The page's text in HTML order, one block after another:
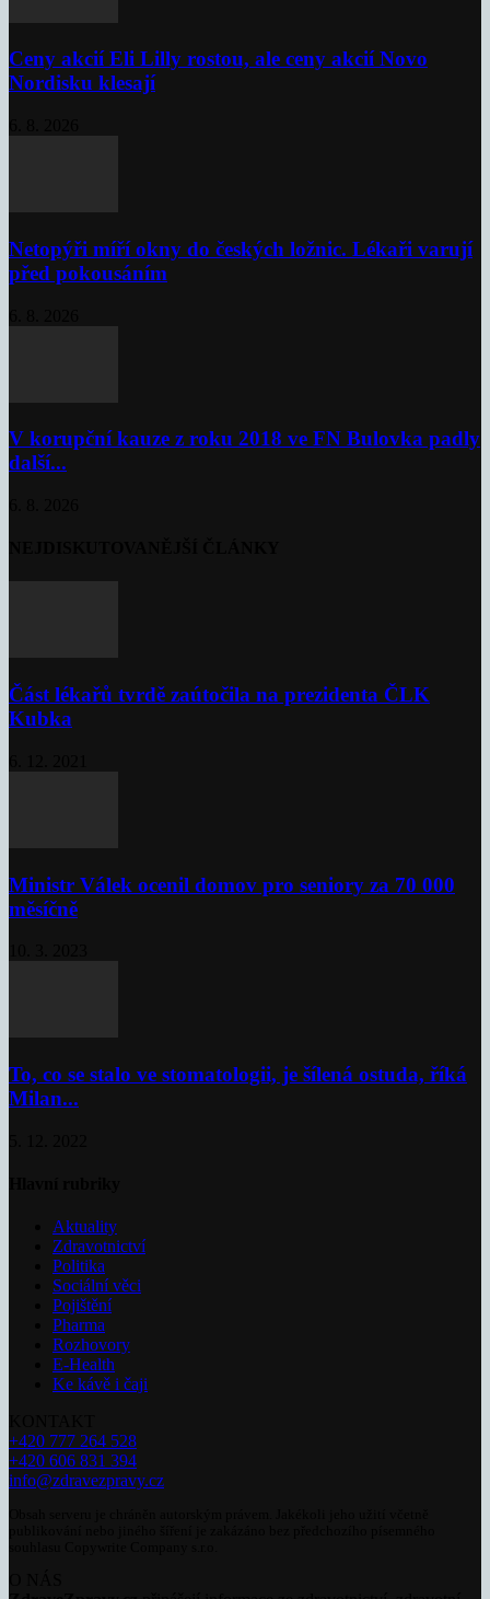
Ceny akcií Eli Lilly rostou, ale ceny akcií Novo
Nordisku klesají
Netopýři míří okny do českých ložnic. Lékaři varují
před pokousáním
V korupční kauze z roku 2018 ve FN Bulovka padly
další...
Část lékařů tvrdě zaútočila na prezidenta ČLK
Kubka
Ministr Válek ocenil domov pro seniory za 70 000
měsíčně
To, co se stalo ve stomatologii, je šílená ostuda, říká
Milan...
Aktuality
Zdravotnictví
Politika
Sociální věci
Pojištění
Pharma
Rozhovory
E-Health
Ke kávě i čaji
+420 777 264 528
+420 606 831 394
info@zdravezpravy.cz